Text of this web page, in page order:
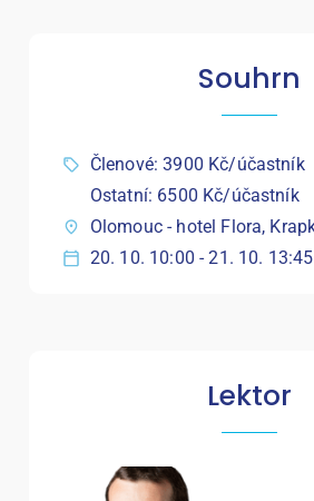
Souhrn
Členové: 3900 Kč/účastník
Ostatní: 6500 Kč/účastník
Olomouc - hotel Flora,
20. 10. 10:00 - 21. 10. 13:45
Lektor